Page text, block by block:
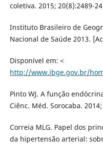
coletiva. 2015; 20(8):2489-
Instituto Brasileiro de
Nacional de Saúde 2013.
Disponível em: <
http://www.ibge.gov.br/
Pinto WJ. A função
Ciênc. Méd. Sorocaba.
Correia MLG. Papel dos
da hipertensão arterial: